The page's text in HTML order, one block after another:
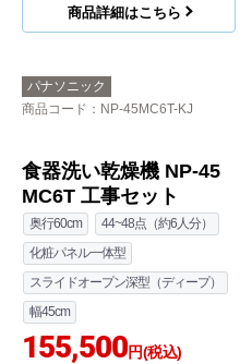
R9シリーズ 食器洗い乾
燥機 NP-45RS9S+ENS
P-SDM-HTD 工事費込
幅45cm
ドアパネルタイプ
33~40点（約4~5人分）
スライドオープン浅型（ミドル）
124,494円(税込)